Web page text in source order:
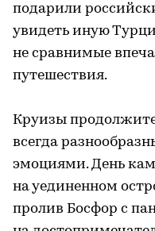
подарили
увидеть иную
не сравнимые
путешествия.
Круизы
всегда
эмоциями. День
на уединенном
пролив Босфор с